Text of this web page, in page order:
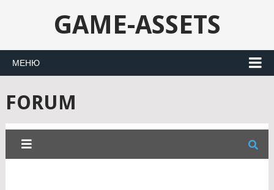
GAME-ASSETS
МЕНЮ
FORUM